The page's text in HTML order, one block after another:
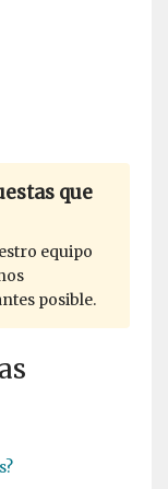
que
equipo
posible.